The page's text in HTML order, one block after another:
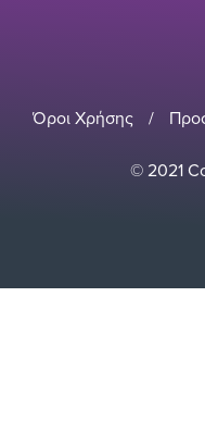
Όροι Χρήσης /
© 2021